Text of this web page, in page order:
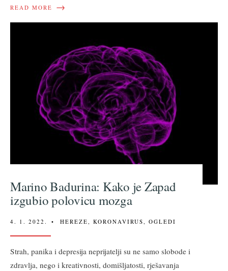
READ MORE →
Marino Badurina: Kako je Zapad
izgubio polovicu mozga
4. 1. 2022. • HEREZE, KORONAVIRUS, OGLEDI
Strah, panika i depresija neprijatelji su ne samo slobode i
zdravlja, nego i kreativnosti, domišljatosti, rješavanja